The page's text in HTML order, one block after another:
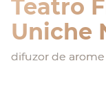
Teatro
Uniche
difuzor de arome